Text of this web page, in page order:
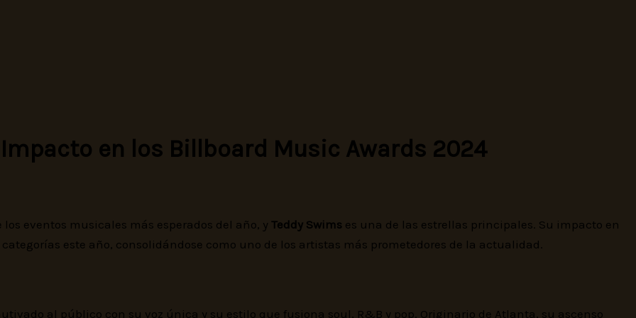
en los Billboard Music Awards 2024
eventos musicales más esperados del año, y Teddy Swims es una de las estrellas principales. Su impacto en
este año, consolidándose como uno de los artistas más prometedores de la actualidad.
al público con su voz única y su estilo que fusiona soul, R&B y pop. Originario de Atlanta, su ascenso